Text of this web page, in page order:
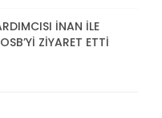
İNAN İLE
ZİYARET ETTİ